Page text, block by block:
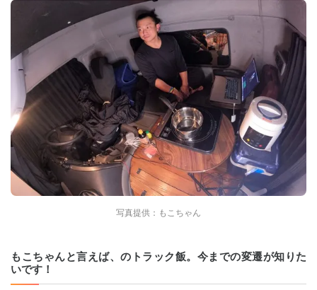
写真提供：もこちゃん
もこちゃんと言えば、のトラック飯。今までの変遷が知りた
いです！